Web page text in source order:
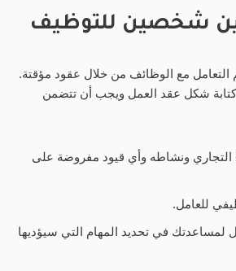
شخصين للتوظيف
التعامل مع الوظائف من خلال عقود مؤقتة.
شكل عقد العمل ويجب أن تتضمن
ونشاطه وأي قيود مفروضة على
للعامل.
لمساعدتك في تحديد المهام التي سيؤديها